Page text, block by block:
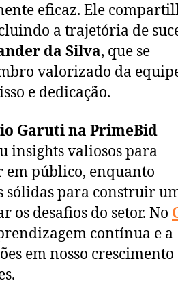
eficaz. Ele
a trajetória de
da Silva, que se
valorizado da
e dedicação.
Garutina PrimeBid
insights valiosos para
público, enquanto
sólidas para construir
os desafios do setor. No
contínua e a
em nosso crescimento